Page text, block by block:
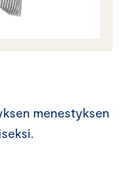
menestyksen